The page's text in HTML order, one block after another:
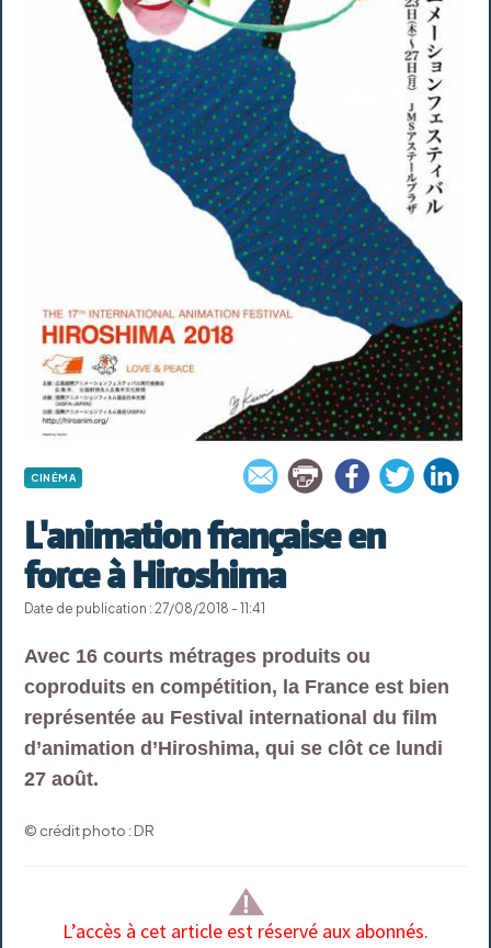
CINÉMA
L'animation française en
force à Hiroshima
Date de publication : 27/08/2018 - 11:41
Avec 16 courts métrages produits ou
coproduits en compétition, la France est bien
représentée au Festival international du film
d’animation d’Hiroshima, qui se clôt ce lundi
27 août.
© crédit photo : DR
L’accès à cet article est réservé aux abonnés.